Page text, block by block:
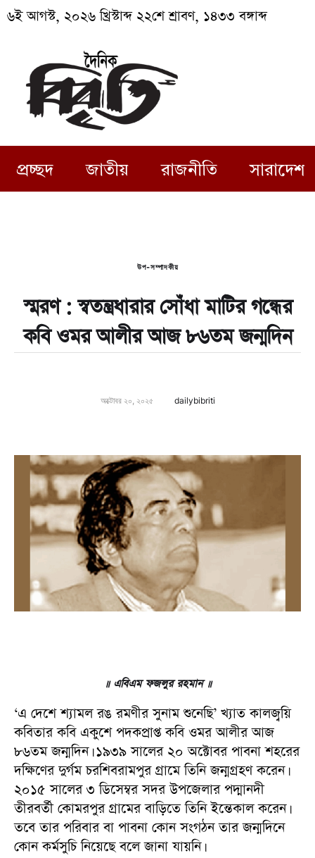
৬ই আগস্ট, ২০২৬ খ্রিস্টাব্দ ২২শে শ্রাবণ, ১৪৩৩ বঙ্গাব্দ
প্রচ্ছদ জাতীয় রাজনীতি সারাদেশ
উপ-সম্পাদকীয়
স্মরণ : স্বতন্ত্রধারার সোঁধা মাটির গন্ধের
কবি ওমর আলীর আজ ৮৬তম জন্মদিন
অক্টোবর ২০, ২০২৫ dailybibriti
॥ এবিএম ফজলুর রহমান ॥
‘এ দেশে শ্যামল রঙ রমণীর সুনাম শুনেছি’ খ্যাত কালজ্বয়ি
কবিতার কবি একুশে পদকপ্রাপ্ত কবি ওমর আলীর আজ
৮৬তম জন্মদিন। ১৯৩৯ সালের ২০ অক্টোবর পাবনা শহরের
দক্ষিণের দুর্গম চরশিবরামপুর গ্রামে তিনি জন্মগ্রহণ করেন।
২০১৫ সালের ৩ ডিসেম্বর সদর উপজেলার পদ্মানদী
তীরবর্তী কোমরপুর গ্রামের বাড়িতে তিনি ইন্তেকাল করেন।
তবে তার পরিবার বা পাবনা কোন সংগঠন তার জন্মদিনে
কোন কর্মসুচি নিয়েছে বলে জানা যায়নি।